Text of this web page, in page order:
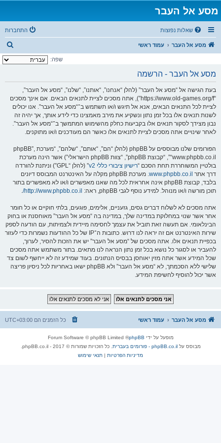
מסע אל העבר
שאלות נפוצות התחברות
מסע אל העבר עמוד ראשי
י
שפה:
מסע אל העבר - הרשמה
בעת הגישה אל “מסע אל העבר” (להלן “אנחנו”, “אותנו”, “שלנו”, “מסע אל העבר”,
“https://www.old-games.org/f”), אתה מסכים לציית לתנאים הבאים. אם אינך מסכים
לציית לכל התנאים הבאים, אנא אל תיגש ו/או תשתמש ב־“מסע אל העבר”. אנו יכולים
לשנות תנאים אלו בכל זמן נתון ונשקיע את מירב מאמצינו כדי לידע אותך, אך יהיה זה
נבון מצידך לסקור תנאים אלו בקביעות כחלק מהשימוש המתמשך ב־“מסע אל העבר”.
לאחר שינויים אתה מסכים לציית לתנאים אלו כאשר הם מעודכנים ו/או מתוקנים.
הפורומים שלנו מבוססים על phpBB (להלן “הם”, “אותם”, “שלהם”, “מערכת phpBB”,
“www.phpbb.co.il”, “קבוצת phpBB”, “צוות phpBB הישראלי”) אשר הינה מערכת
בולטיין המשוחררת תחת הסכם “רישיון ציבורי כללי v2
” (להלן “GPL”) וניתנת להורדה
דרך אתר www.phpbb.co.il
. מערכת phpBB מקלה על האינטרנט המבוסס דיונים
בלבד, קבוצת phpBB אינה אחראית לכל מה שאנו מאפשרים ו/או לא מאפשרים בתור
תוכן מורשה ו/או מנוהל. למידע נוסף לגבי phpBB, ראה:
http://www.phpbb.co.il/
.
אתה מסכים לא לשלוח דברים גסים, גזעניים, אלימים, פוגעים, בלתי חוקיים או כל חומר
אחר אשר שנוי במחלוקת במדינה שלך, במדינה בה “מסע אל העבר” מאוחסנת או בחוק
הבינלאומי. אם תעשה זאת תוביל את עצמך לחסימה מיידית ולצמיתות, עם הודעה לספק
שירות האינטרנט אם זה יראה לנו דרוש. כתובות ה־IP של כל ההודעות נשמרות כדי לעזור
בכפיית תנאים אלו. אתה מסכים של “מסע אל העבר” יש את הזכות להסיר, לערוך,
להעביר או לסגור כל נושא בכל זמן נתון הנראה לנו מתאים. בתור משתמש אתה מסכים
שכל המידע אשר אתה מזין יאוחסן בבסיס הנתונים. בעוד שמידע זה לא ייחשף לשום צד
שלישי ללא הסכמתך, לא “מסע אל העבר” ולא phpBB ישאו באחריות לכל ניסיון פריצה
אשר יכול להוסיף לחשיפת המידע.
מסע אל העבר עמוד ראשי כל הזמנים הם UTC+03:00
מופעל על ידי phpBB
® Forum Software © phpBB Limited
מבוסס עלphpBB.co.il - פורומים בעברית
. כל הזכויות שמורות © 2017 - phpBB.co.il.
מדיניות הפרטיות | תנאי שימוש